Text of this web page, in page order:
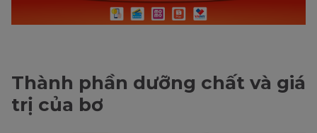
Thành phần dưỡng chất và giá
trị của bơ